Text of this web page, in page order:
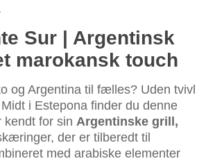
Sur | Argentinsk
marokansk touch
og Argentina til fælles? Uden tvivl
Midt i Estepona finder du denne
kendt for sin Argentinske grill,
der er tilberedt til
med arabiske elementer